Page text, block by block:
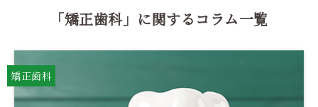
「矯正歯科」に関するコラム一覧
矯正歯科